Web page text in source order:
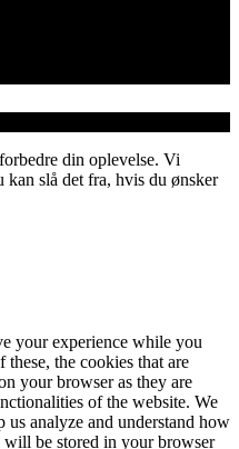
din oplevelse. Vi
kan slå det fra, hvis du ønsker
your experience while you
the cookies that are
your browser as they are
of the website. We
us analyze and understand how
will be stored in your browser